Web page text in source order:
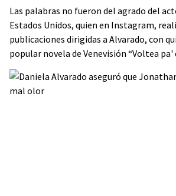
Las palabras no fueron del agrado del
Estados Unidos, quien en Instagram,
publicaciones dirigidas a Alvarado, con
popular novela de Venevisión “Voltea pa'